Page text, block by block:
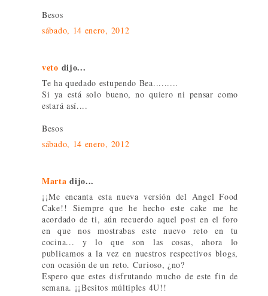
Besos
sábado, 14 enero, 2012
veto dijo...
Te ha quedado estupendo Bea.........
Si ya está solo bueno, no quiero ni pensar como
estará así....
Besos
sábado, 14 enero, 2012
Marta dijo...
¡¡Me encanta esta nueva versión del Angel Food
Cake!! Siempre que he hecho este cake me he
acordado de ti, aún recuerdo aquel post en el foro
en que nos mostrabas este nuevo reto en tu
cocina... y lo que son las cosas, ahora lo
publicamos a la vez en nuestros respectivos blogs,
con ocasión de un reto. Curioso, ¿no?
Espero que estes disfrutando mucho de este fin de
semana. ¡¡Besitos múltiples 4U!!